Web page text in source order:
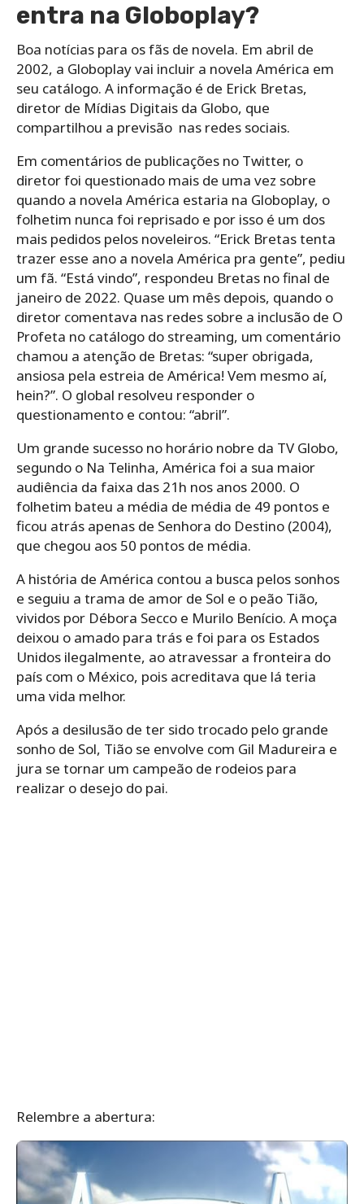
entra na Globoplay?
Boa notícias para os fãs de novela. Em abril de
2002, a Globoplay vai incluir a novela América em
seu catálogo. A informação é de Erick Bretas,
diretor de Mídias Digitais da Globo, que
compartilhou a previsão nas redes sociais.
Em comentários de publicações no Twitter, o
diretor foi questionado mais de uma vez sobre
quando a novela América estaria na Globoplay, o
folhetim nunca foi reprisado e por isso é um dos
mais pedidos pelos noveleiros. “Erick Bretas tenta
trazer esse ano a novela América pra gente”, pediu
um fã. “Está vindo”, respondeu Bretas no final de
janeiro de 2022. Quase um mês depois, quando o
diretor comentava nas redes sobre a inclusão de O
Profeta no catálogo do streaming, um comentário
chamou a atenção de Bretas: “super obrigada,
ansiosa pela estreia de América! Vem mesmo aí,
hein?”. O global resolveu responder o
questionamento e contou: “abril”.
Um grande sucesso no horário nobre da TV Globo,
segundo o Na Telinha, América foi a sua maior
audiência da faixa das 21h nos anos 2000. O
folhetim bateu a média de média de 49 pontos e
ficou atrás apenas de Senhora do Destino (2004),
que chegou aos 50 pontos de média.
A história de América contou a busca pelos sonhos
e seguiu a trama de amor de Sol e o peão Tião,
vividos por Débora Secco e Murilo Benício. A moça
deixou o amado para trás e foi para os Estados
Unidos ilegalmente, ao atravessar a fronteira do
país com o México, pois acreditava que lá teria
uma vida melhor.
Após a desilusão de ter sido trocado pelo grande
sonho de Sol, Tião se envolve com Gil Madureira e
jura se tornar um campeão de rodeios para
realizar o desejo do pai.
Relembre a abertura: